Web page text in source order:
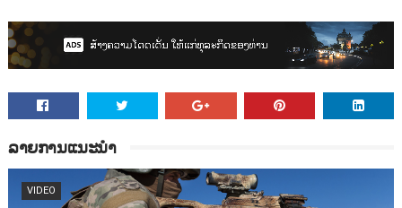
ລາຍການແນະນຳ
VIDEO